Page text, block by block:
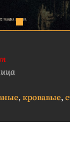
, кровавые,